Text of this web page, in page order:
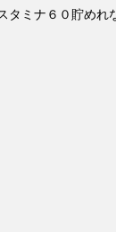
ミナ６０貯めれ